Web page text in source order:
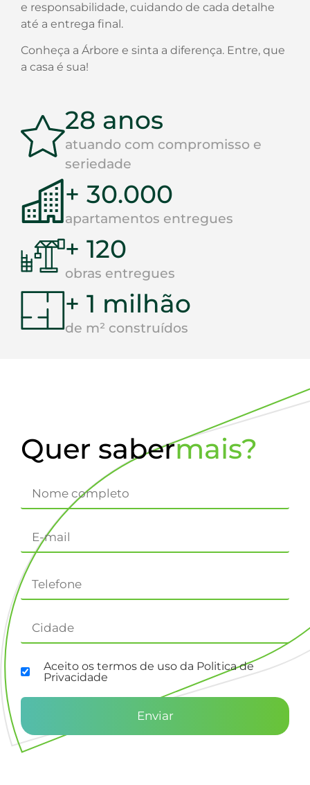
e responsabilidade, cuidando de cada detalhe
até a entrega final.
Conheça a Árbore e sinta a diferença. Entre, que
a casa é sua!
28 anos
atuando com compromisso e
seriedade
+ 30.000
apartamentos entregues
+ 120
obras entregues
+ 1 milhão
de m² construídos
Quer sabermais?
Aceito os termos de uso da Politica de
Privacidade
Enviar